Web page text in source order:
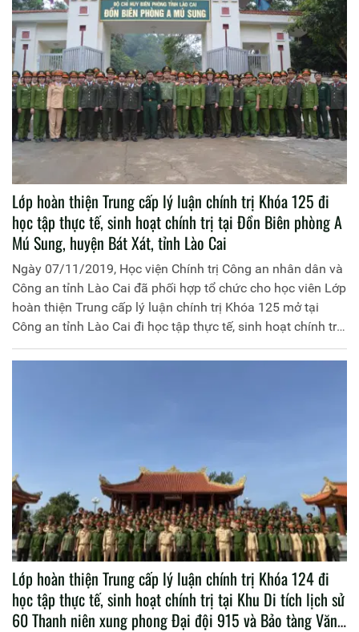
Lớp hoàn thiện Trung cấp lý luận chính trị Khóa 125 đi
học tập thực tế, sinh hoạt chính trị tại Đồn Biên phòng A
Mú Sung, huyện Bát Xát, tỉnh Lào Cai
Ngày 07/11/2019, Học viện Chính trị Công an nhân dân và
Công an tỉnh Lào Cai đã phối hợp tổ chức cho học viên Lớp
hoàn thiện Trung cấp lý luận chính trị Khóa 125 mở tại
Công an tỉnh Lào Cai đi học tập thực tế, sinh hoạt chính trị
tại Đồn Biên phòng A Mú Sung và trao tặng quà cho học
sinh Trường Phổ thông dân tộc bán trú tiểu học và trung
Lớp hoàn thiện Trung cấp lý luận chính trị Khóa 124 đi
học tập thực tế, sinh hoạt chính trị tại Khu Di tích lịch sử
60 Thanh niên xung phong Đại đội 915 và Bảo tàng Văn